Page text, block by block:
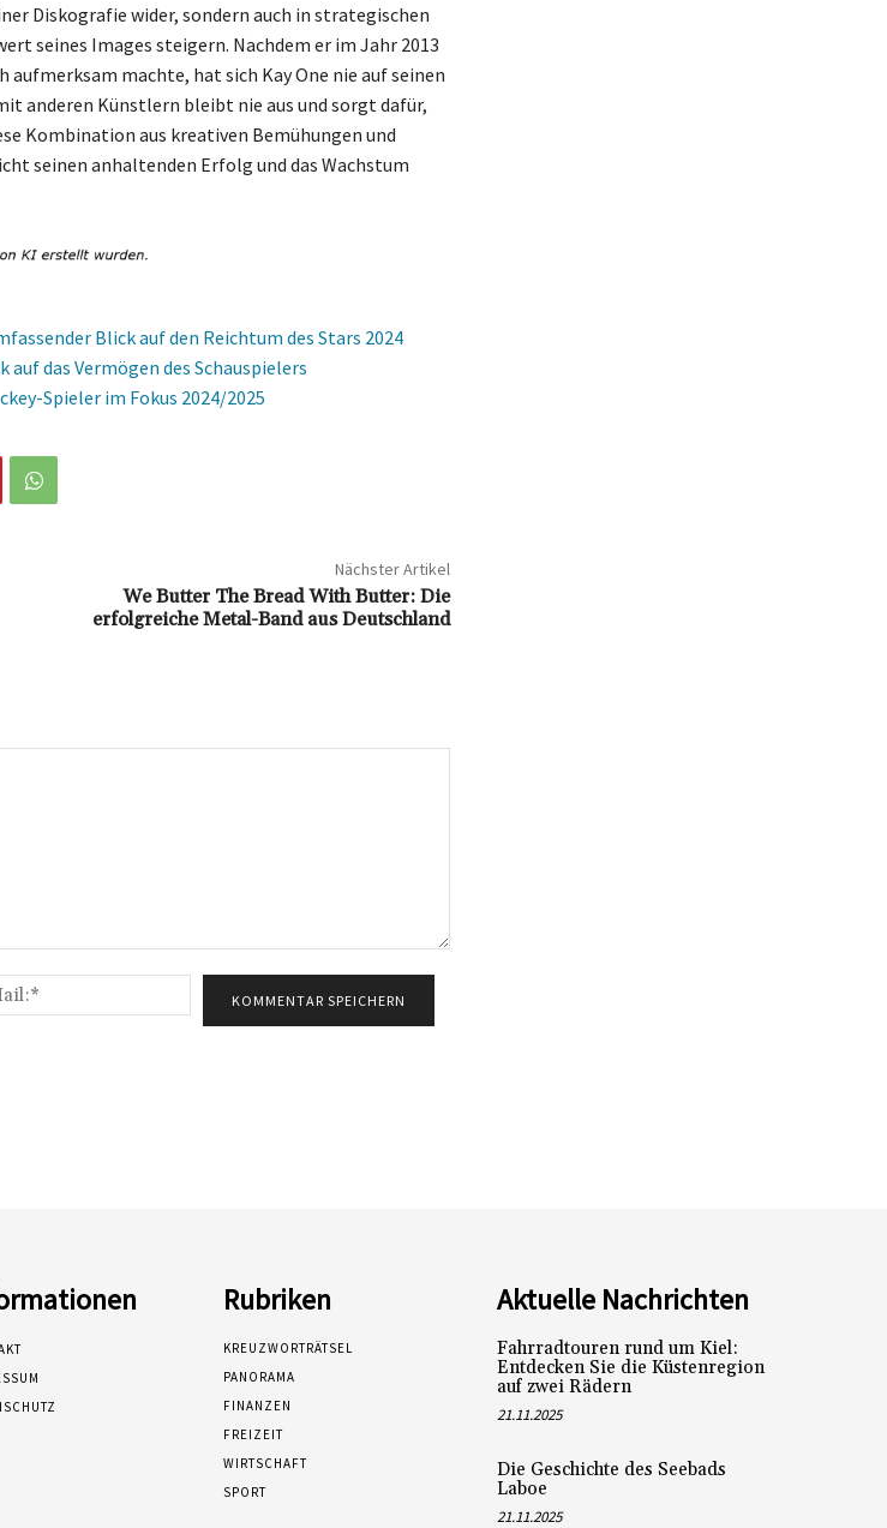
Diskografie wider, sondern auch in strategischen
seines Images steigern. Nachdem er im Jahr 2013
machte, hat sich Kay One nie auf seinen
anderen Künstlern bleibt nie aus und sorgt dafür,
Kombination aus kreativen Bemühungen und
seinen anhaltenden Erfolg und das Wachstum
Blick auf den Reichtum des Stars 2024
auf das Vermögen des Schauspielers
Spieler im Fokus 2024/2025
Nächster Artikel
We Butter The Bread With Butter: Die
erfolgreiche Metal-Band aus Deutschland
Mail:*
Rubriken
KREUZWORTRÄTSEL
PANORAMA
FINANZEN
FREIZEIT
WIRTSCHAFT
SPORT
Aktuelle Nachrichten
Fahrradtouren rund um Kiel:
Entdecken Sie die Küstenregion
auf zwei Rädern
21.11.2025
Die Geschichte des Seebads
Laboe
21.11.2025